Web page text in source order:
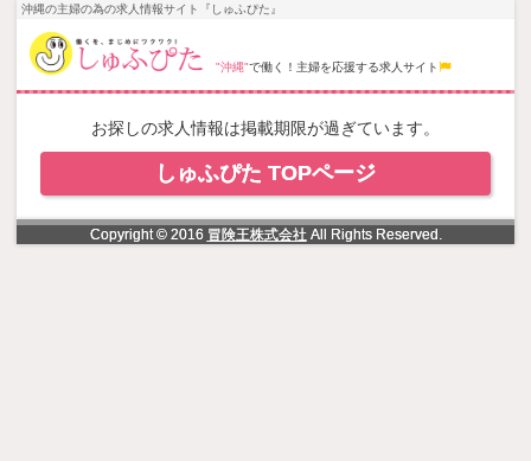
NowLoading
沖縄の主婦の為の求人情報サイト『しゅふぴた』
"沖縄"で働く！主婦を応援する求人サイト
お探しの求人情報は掲載期限が過ぎています。
しゅふぴた TOPページ
Copyright © 2016 冒険王株式会社All Rights Reserved.